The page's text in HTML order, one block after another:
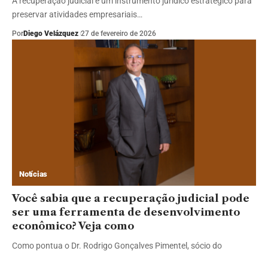
preservar atividades empresariais…
PorDiego Velázquez 27 de fevereiro de 2026
Notícias
Você sabia que a recuperação judicial pode
ser uma ferramenta de desenvolvimento
econômico? Veja como
Como pontua o Dr. Rodrigo Gonçalves Pimentel, sócio do